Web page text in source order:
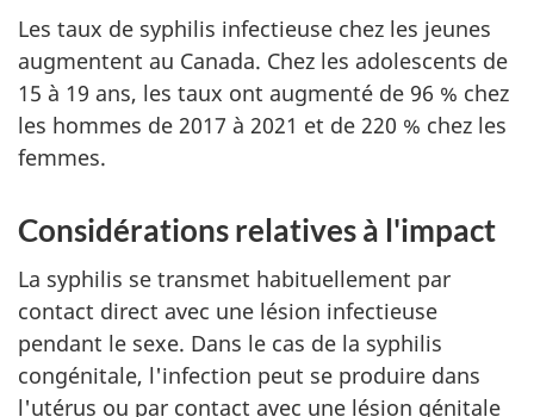
Les taux de syphilis infectieuse chez les jeunes
augmentent au Canada. Chez les adolescents de
15 à 19 ans, les taux ont augmenté de 96 % chez
les hommes de 2017 à 2021 et de 220 % chez les
femmes.
Considérations relatives à l'impact
La syphilis se transmet habituellement par
contact direct avec une lésion infectieuse
pendant le sexe. Dans le cas de la syphilis
congénitale, l'infection peut se produire dans
l'utérus ou par contact avec une lésion génitale